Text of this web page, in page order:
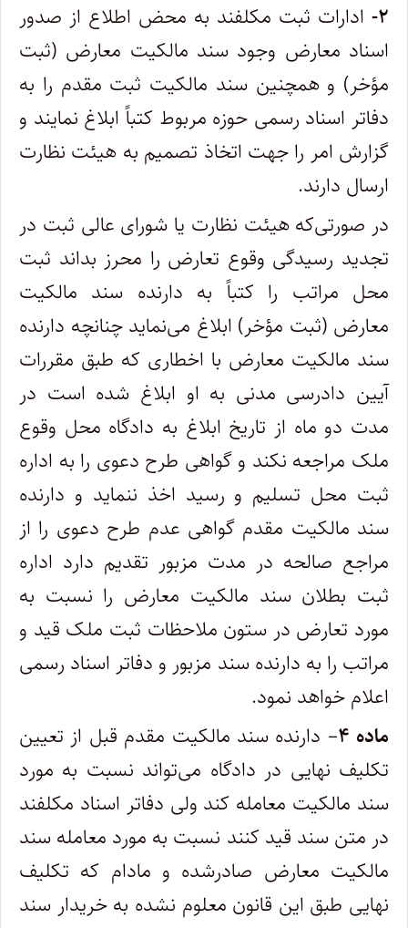
۲- ادارات ثبت مکلفند به محض اطلاع از صدور
اسناد معارض وجود سند مالکیت معارض (‌ثبت
مؤخر) و همچنین سند مالکیت ثبت مقدم را به
دفاتر اسناد رسمی حوزه مربوط کتباً ابلاغ نمایند و
گزارش امر را جهت اتخاذ تصمیم به هیئت نظارت
ارسال دارند.
در صورتی‌که هیئت نظارت یا شورای عالی ثبت در
تجدید رسیدگی وقوع تعارض را محرز بداند ثبت
محل مراتب را کتباً به دارنده سند مالکیت
معارض (‌ثبت مؤخر) ابلاغ می‌نماید چنانچه دارنده
سند مالکیت معارض با اخطاری که طبق مقررات
آیین دادرسی مدنی به او ابلاغ شده است در
مدت دو ماه از تاریخ ابلاغ به دادگاه محل وقوع
ملک مراجعه نکند و گواهی طرح دعوی را به اداره
ثبت محل تسلیم و رسید اخذ ننماید و دارنده
سند مالکیت مقدم گواهی عدم طرح دعوی را از
مراجع صالحه در مدت مزبور تقدیم دارد اداره
ثبت بطلان سند مالکیت معارض را نسبت به
مورد تعارض در ستون ملاحظات ثبت ملک قید و
مراتب را به دارنده سند مزبور و دفاتر اسناد رسمی
اعلام خواهد نمود.
ماده ۴
– دارنده سند مالکیت مقدم قبل از تعیین
تکلیف نهایی در دادگاه می‌تواند نسبت به مورد
سند مالکیت معامله کند ولی دفاتر اسناد مکلفند
در متن سند قید کنند نسبت به مورد معامله سند
مالکیت معارض صادرشده و مادام که تکلیف
نهایی طبق این قانون معلوم نشده به خریدار سند